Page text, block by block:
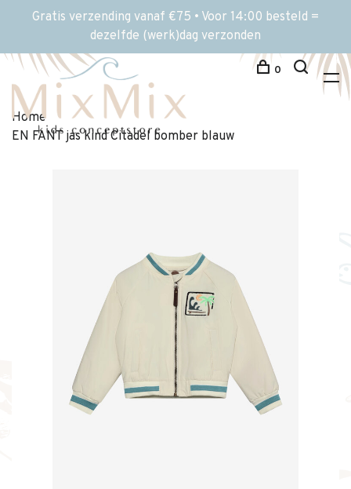
Gratis verzending vanaf €75 • Voor 14:00 besteld =
dezelfde (werk)dag verzonden
0
Home
EN FANT jas kind Citadel bomber blauw